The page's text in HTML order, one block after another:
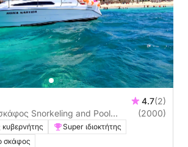
4.7(2)
Snorkeling and Pool
natural Yacht tour 300ch
(2000)
Super ιδιοκτήτης
σκάφος